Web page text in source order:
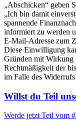
„Abschicken“ geben
„Ich bin damit
spannende
informiert zu werden
E-Mail-Adresse zum
Diese Einwilligung
Gründen mit
Rechtmäßigkeit der
im Falle des
Willst du Teil
Werde jetzt Teil vom